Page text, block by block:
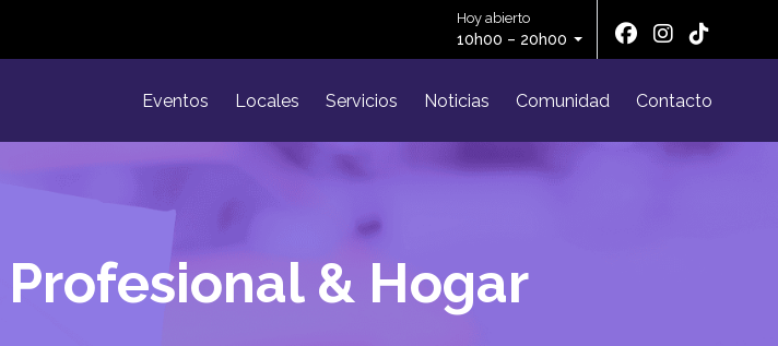
Hoy abierto
10h00 – 20h00
Eventos Locales Servicios Noticias Comunidad Contacto
& Hogar